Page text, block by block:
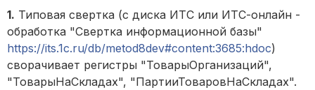
1. Типовая свертка (с диска ИТС или ИТС-онлайн -
обработка "Свертка информационной базы"
https://its.1c.ru/db/metod8dev#content:3685:hdoc)
сворачивает регистры "ТоварыОрганизаций",
"ТоварыНаСкладах", "ПартииТоваровНаСкладах".